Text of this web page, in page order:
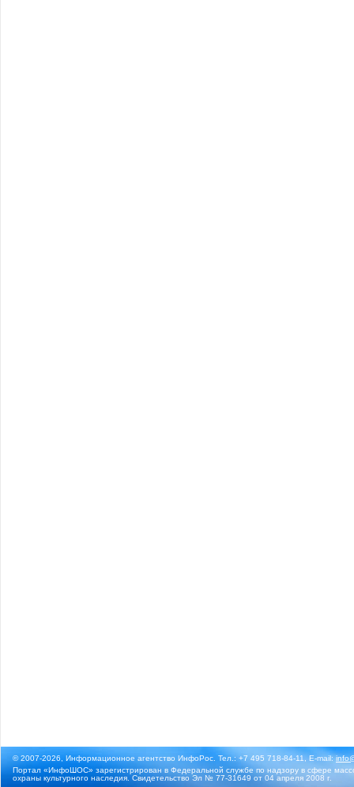
© 2007-2026, Информационное агентство ИнфоРос. Тел.: +7 495 718-84-11, E-mail:
Портал «ИнфоШОС» зарегистрирован в Федеральной службе по надзору в сфере
охраны культурного наследия. Свидетельство Эл № 77-31649 от 04 апреля 2008 г.